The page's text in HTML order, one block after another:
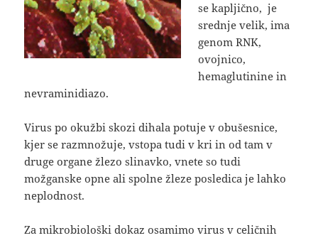
se kapljično, je
srednje velik, ima
genom RNK,
ovojnico,
hemaglutinine in
nevraminidiazo.
Virus po okužbi skozi dihala potuje v obušesnice,
kjer se razmnožuje, vstopa tudi v kri in od tam v
druge organe žlezo slinavko, vnete so tudi
možganske opne ali spolne žleze posledica je lahko
neplodnost.
Za mikrobiološki dokaz osamimo virus v celičnih